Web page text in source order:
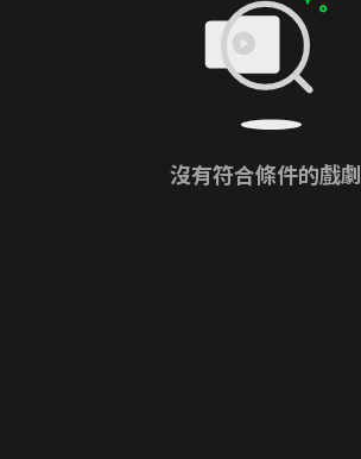
沒有符合條件的戲劇